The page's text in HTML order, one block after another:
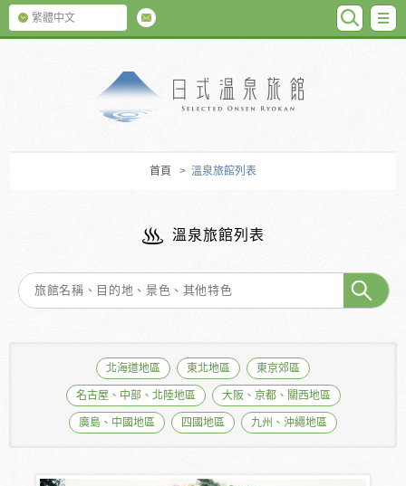
繁體中文
首頁 > 溫泉旅館列表
溫泉旅館列表
北海道地區 東北地區 東京郊區
名古屋、中部、北陸地區 大阪、京都、關西地區
廣島、中國地區 四國地區 九州、沖繩地區